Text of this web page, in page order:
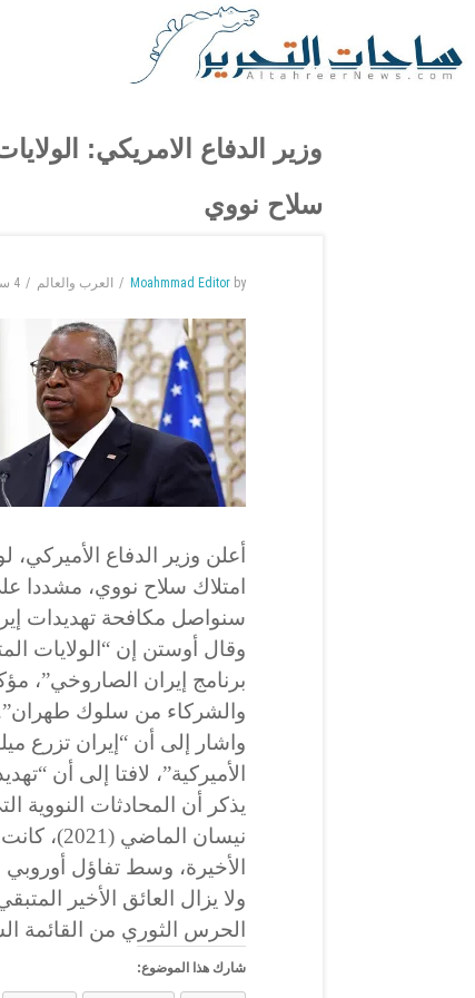
وزير الدفاع الامريكي:
سلاح نووي
by
Moahmmad Editor العرب والعالم 4 سنوات
أعلن وزير الدفاع الأميركي،
امتلاك سلاح نووي، مشددا
سنواصل مكافحة تهديدات
وقال أوستن إن “الولايات
برنامج إيران الصاروخي”،
والشركاء من سلوك
واشار إلى أن “إيران تزرع
الأميركية”، لافتا إلى أن
يذكر أن المحادثات النووية
نيسان
الأخيرة، وسط تفاؤل أوروبي
ولا يزال العائق الأخير
الحرس الثوري من القائمة
شارك هذا الموضوع: